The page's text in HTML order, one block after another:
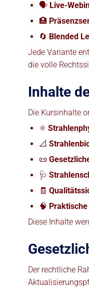
🗣️ Live-
🏥
🔄 Blended
Jede Variante
die volle
Inhalte
Die Kursinhalte
⚛️
📐
📜
🩺
🧾
🧠
Diese Inhalte
Der rechtliche